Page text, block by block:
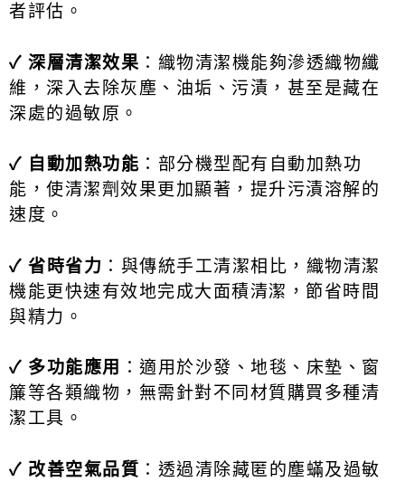
者評估。
✓ 深層清潔效果 ：織物清潔機能夠滲透織物纖
維，深入去除灰塵、油垢、污漬，甚至是藏在
深處的過敏原。
✓ 自動加熱功能 ：部分機型配有自動加熱功
能，使清潔劑效果更加顯著，提升污漬溶解的
速度。
✓ 省時省力 ：與傳統手工清潔相比，織物清潔
機能更快速有效地完成大面積清潔，節省時間
與精力。
✓ 多功能應用 ：適用於沙發、地毯、床墊、窗
簾等各類織物，無需針對不同材質購買多種清
潔工具。
✓ 改善空氣品質 ：透過清除藏匿的塵蟎及過敏